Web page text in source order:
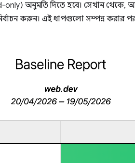
অনুমতি দিতে হবে। সেখান থেকে,
করুন। এই ধাপগুলো সম্পন্ন করার